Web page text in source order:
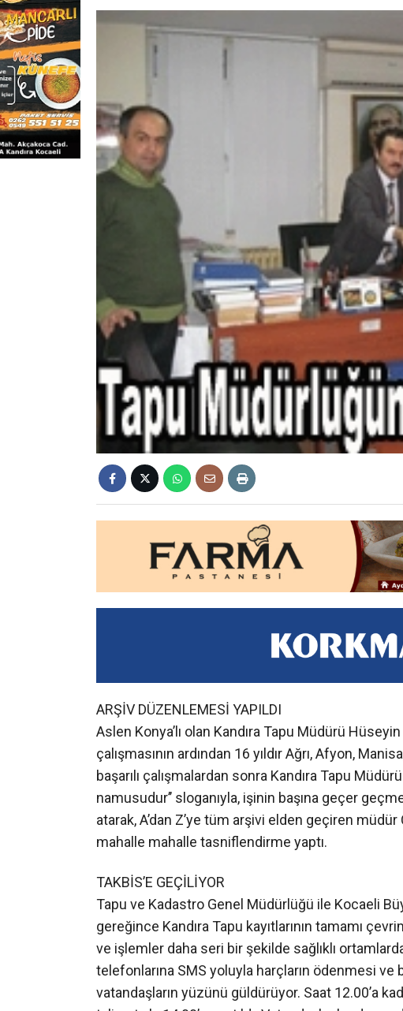
ARŞİV DÜZENLEMESİ YAPILDI
Aslen Konya’lı olan Kandıra Tapu Müdürü
çalışmasının ardından 16 yıldır Ağrı, Afyon,
başarılı çalışmalardan sonra Kandıra Tapu
namusudur’’ sloganıyla, işinin başına geçer
atarak, A’dan Z’ye tüm arşivi elden geçiren müdür
TAKBİS’E GEÇİLİYOR
Tapu ve Kadastro Genel Müdürlüğü ile Kocaeli
gereğince Kandıra Tapu kayıtlarının tamamı
ve işlemler daha seri bir şekilde sağlıklı
telefonlarına SMS yoluyla harçların ödenmesi ve
vatandaşların yüzünü güldürüyor. Saat 12.00’a
ALINAN MALZEMELER
Arşiv bölümüne Kandıra GİOSB tarafından 2520
4 Adet Printer, 3 Bilgisayar, 3 LCD Monitör, Fax
ünitesi, 3 adet yangın tüpü, Çalışmayan klimalar
getirildi. Salona Televizyon sistemi kuruldu.